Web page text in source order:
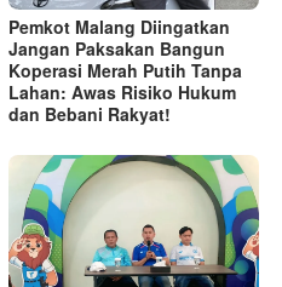
Pemkot Malang Diingatkan
Jangan Paksakan Bangun
Koperasi Merah Putih Tanpa
Lahan: Awas Risiko Hukum
dan Bebani Rakyat!